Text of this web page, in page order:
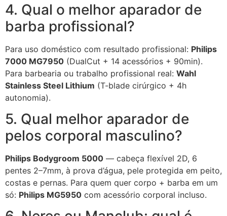
4. Qual o melhor aparador de
barba profissional?
Para uso doméstico com resultado profissional: Philips
7000 MG7950 (DualCut + 14 acessórios + 90min).
Para barbearia ou trabalho profissional real: Wahl
Stainless Steel Lithium (T-blade cirúrgico + 4h
autonomia).
5. Qual melhor aparador de
pelos corporal masculino?
Philips Bodygroom 5000 — cabeça flexível 2D, 6
pentes 2–7mm, à prova d’água, pele protegida em peito,
costas e pernas. Para quem quer corpo + barba em um
só: Philips MG5950 com acessório corporal incluso.